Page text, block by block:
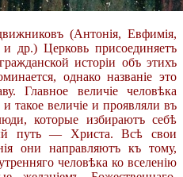
(Антонія, Евфимія,
и др.) Церковь присоединяетъ
исторіи объ этихъ
однако названіе это
Главное величіе человѣка
такое величіе и проявляли въ
которые избираютъ себѣ
путь — Христа. Всѣ свои
они направляютъ къ тому,
человѣка ко вселенію